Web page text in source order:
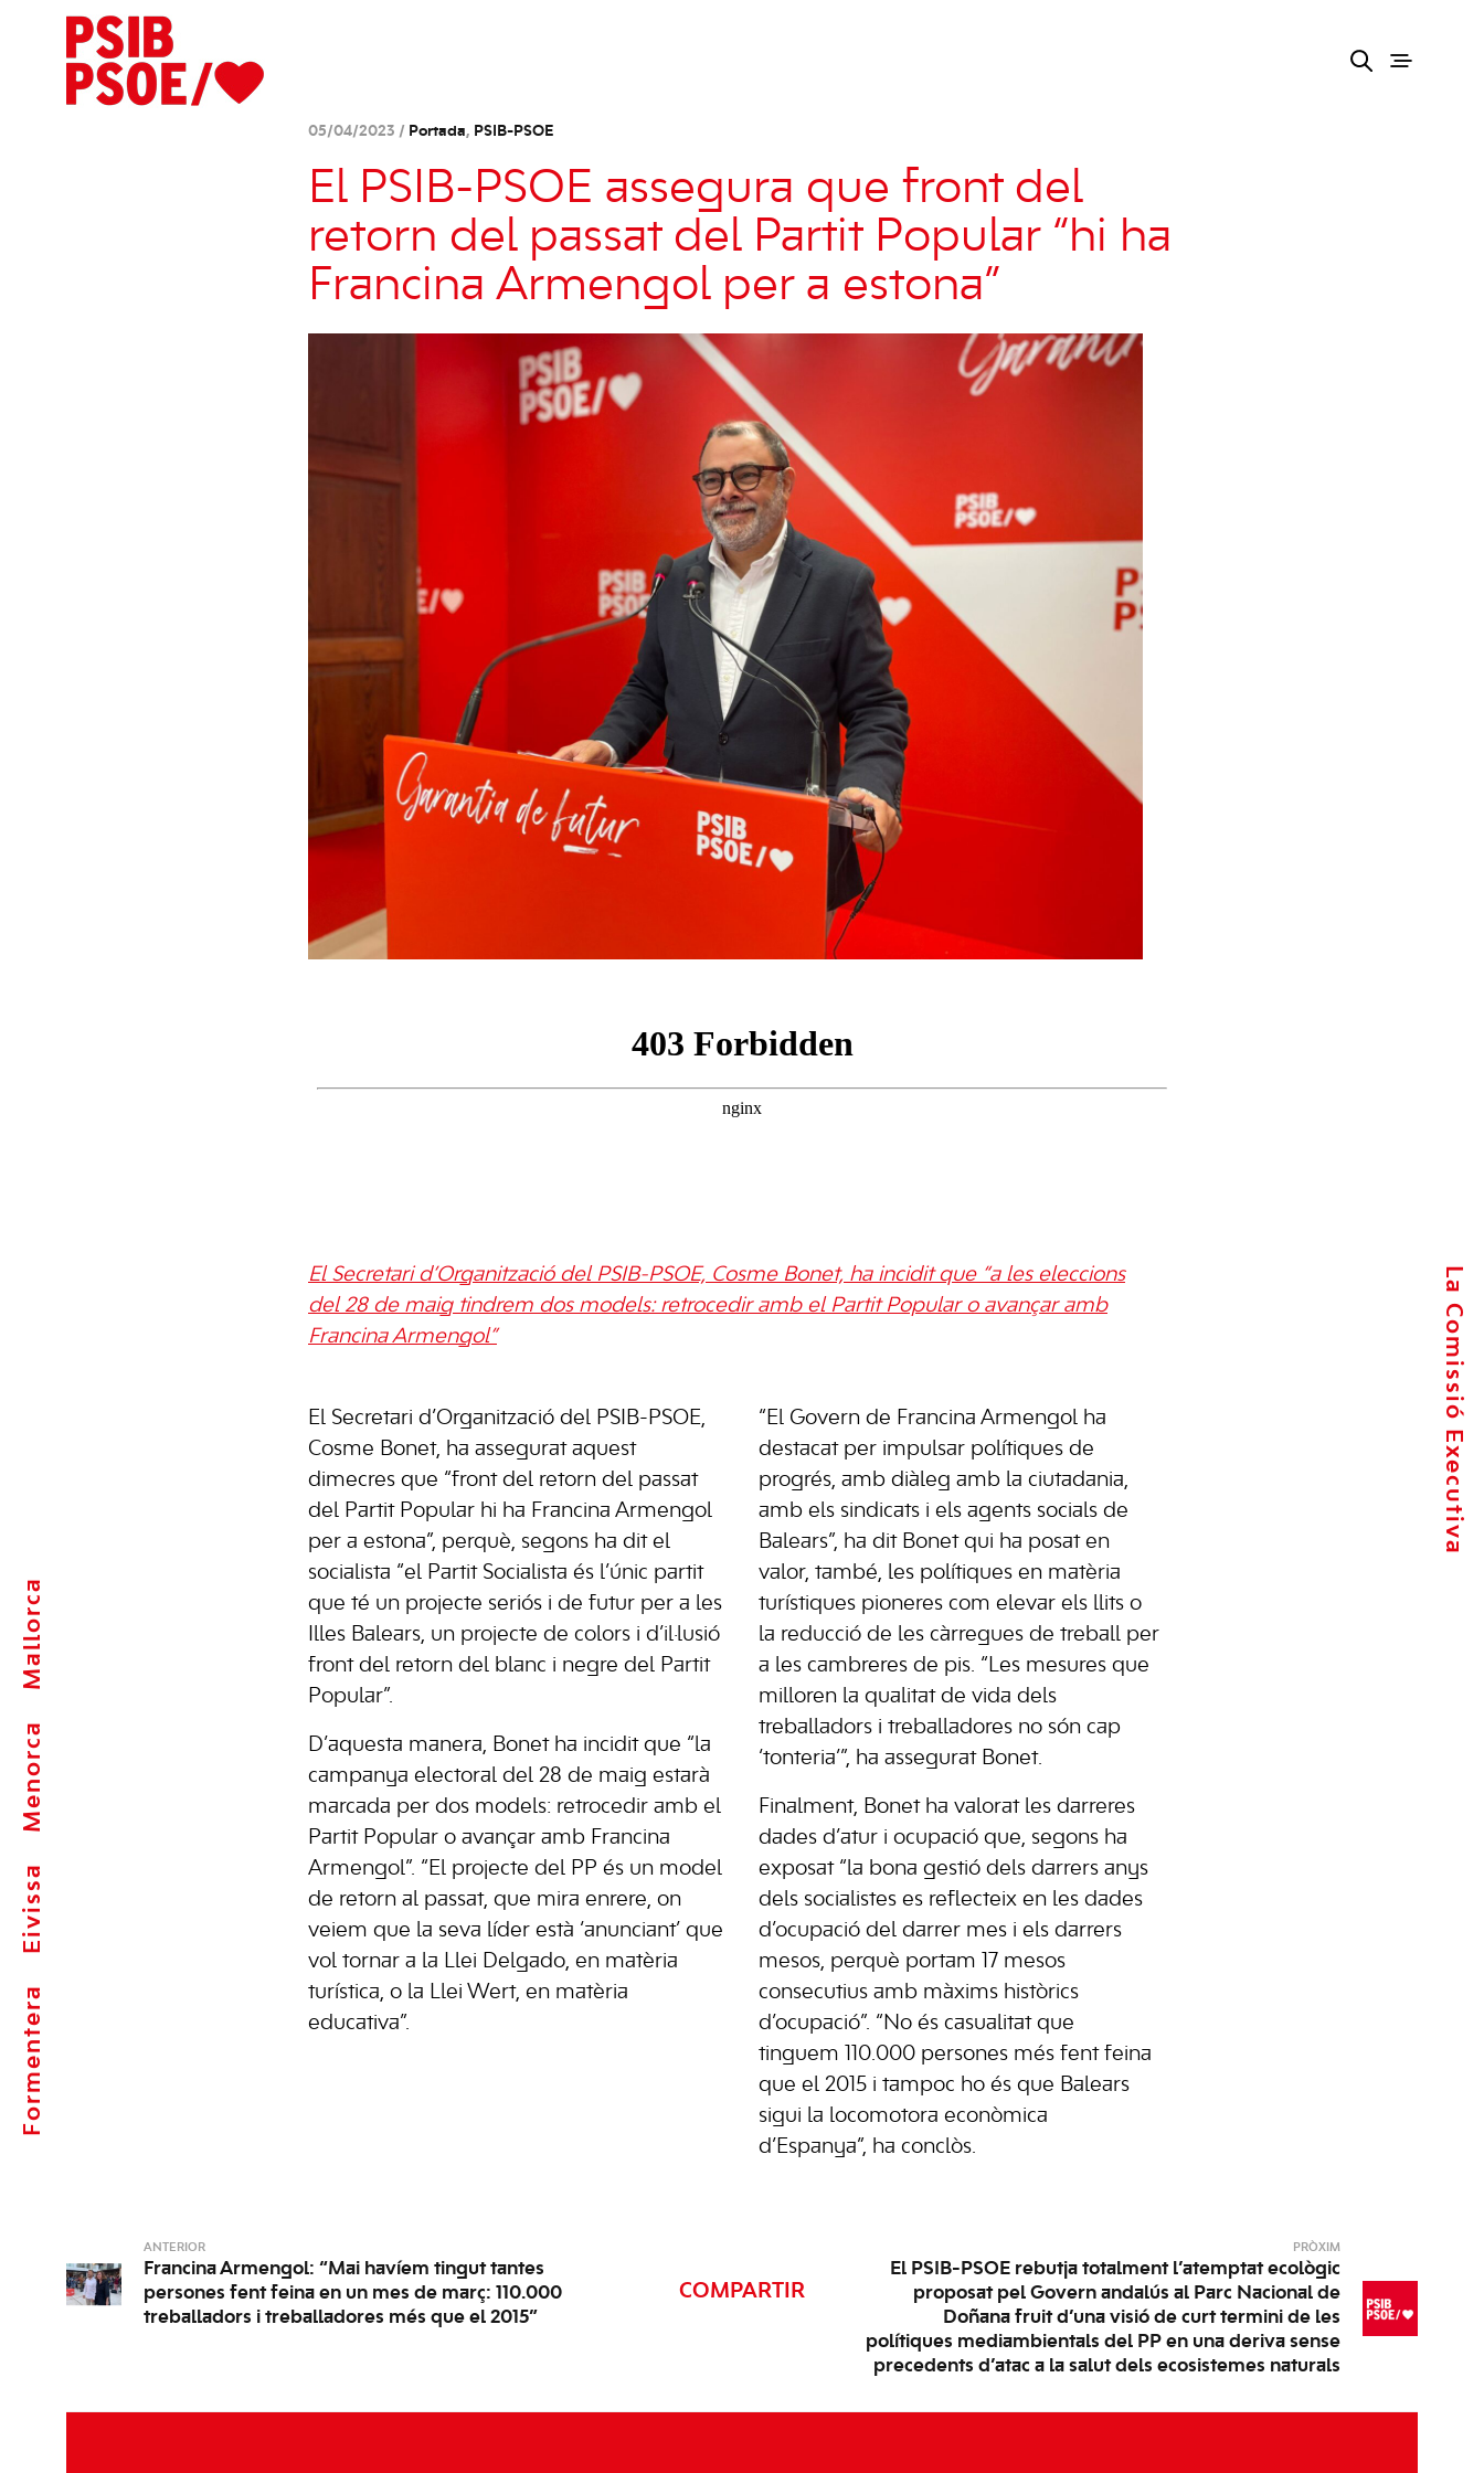
Formentera
Eivissa
Menorca
Mallorca
La Comissió Executiva
05/04/2023 / Portada, PSIB-PSOE
El PSIB-PSOE assegura que front del
retorn del passat del Partit Popular “hi ha
Francina Armengol per a estona”
El Secretari d’Organització del PSIB-PSOE, Cosme Bonet, ha incidit que “a les eleccions
del 28 de maig tindrem dos models: retrocedir amb el Partit Popular o avançar amb
Francina Armengol”
El Secretari d’Organització del PSIB-PSOE,
Cosme Bonet, ha assegurat aquest
dimecres que “front del retorn del passat
del Partit Popular hi ha Francina Armengol
per a estona”, perquè, segons ha dit el
socialista “el Partit Socialista és l’únic partit
que té un projecte seriós i de futur per a les
Illes Balears, un projecte de colors i d’il·lusió
front del retorn del blanc i negre del Partit
Popular”.
D’aquesta manera, Bonet ha incidit que “la
campanya electoral del 28 de maig estarà
marcada per dos models: retrocedir amb el
Partit Popular o avançar amb Francina
Armengol”. “El projecte del PP és un model
de retorn al passat, que mira enrere, on
veiem que la seva líder està ‘anunciant’ que
vol tornar a la Llei Delgado, en matèria
turística, o la Llei Wert, en matèria
educativa”.
“El Govern de Francina Armengol ha
destacat per impulsar polítiques de
progrés, amb diàleg amb la ciutadania,
amb els sindicats i els agents socials de
Balears”, ha dit Bonet qui ha posat en
valor, també, les polítiques en matèria
turístiques pioneres com elevar els llits o
la reducció de les càrregues de treball per
a les cambreres de pis. “Les mesures que
milloren la qualitat de vida dels
treballadors i treballadores no són cap
‘tonteria’”, ha assegurat Bonet.
Finalment, Bonet ha valorat les darreres
dades d’atur i ocupació que, segons ha
exposat “la bona gestió dels darrers anys
dels socialistes es reflecteix en les dades
d’ocupació del darrer mes i els darrers
mesos, perquè portam 17 mesos
consecutius amb màxims històrics
d’ocupació”. “No és casualitat que
tinguem 110.000 persones més fent feina
que el 2015 i tampoc ho és que Balears
sigui la locomotora econòmica
d’Espanya”, ha conclòs.
ANTERIOR
Francina Armengol: “Mai havíem tingut tantes
persones fent feina en un mes de març: 110.000
treballadors i treballadores més que el 2015”
COMPARTIR
PRÒXIM
El PSIB-PSOE rebutja totalment l’atemptat ecològic
proposat pel Govern andalús al Parc Nacional de
Doñana fruit d’una visió de curt termini de les
polítiques mediambientals del PP en una deriva sense
precedents d’atac a la salut dels ecosistemes naturals